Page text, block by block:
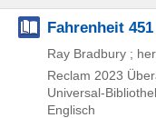
Fahrenheit 451
Ray Bradbury ;
Reclam 2023
Universal-
Englisch